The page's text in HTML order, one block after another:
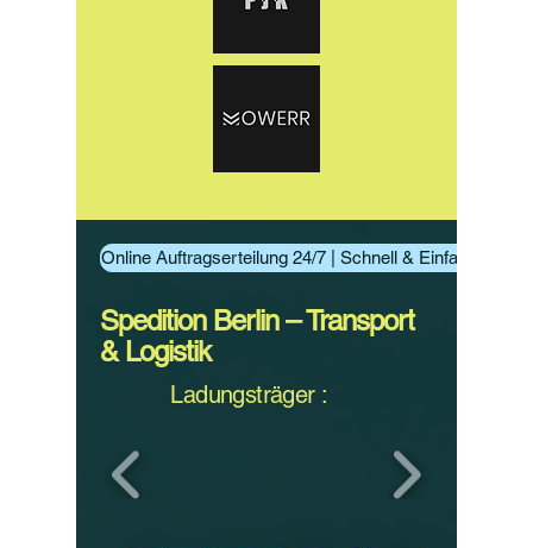
Online Auftragserteilung 24/7 | Schnell & Einfach
Spedition Berlin – Transport
& Logistik
Ladungsträger :